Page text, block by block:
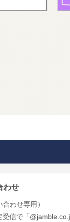
わせ
合わせ専用）
信で「